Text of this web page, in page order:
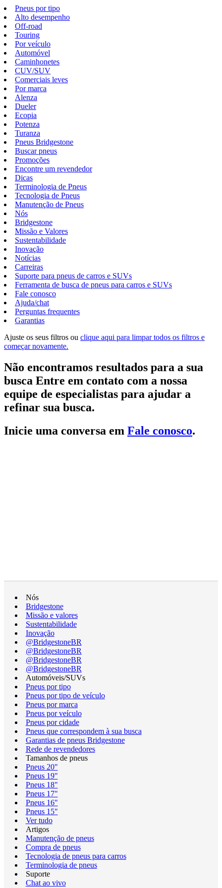
Pneus por tipo
Alto desempenho
Off-road
Touring
Por veículo
Automóvel
Caminhonetes
CUV/SUV
Comerciais leves
Por marca
Alenza
Dueler
Ecopia
Potenza
Turanza
Pneus Bridgestone
Buscar pneus
Promoções
Encontre um revendedor
Dicas
Terminologia de Pneus
Tecnologia de Pneus
Manutenção de Pneus
Nós
Bridgestone
Missão e Valores
Sustentabilidade
Inovação
Notícias
Carreiras
Suporte para pneus de carros e SUVs
Ferramenta de busca de pneus para carros e SUVs
Fale conosco
Ajuda/chat
Perguntas frequentes
Garantias
Ajuste os seus filtros ou clique aqui para limpar todos os filtros e
começar novamente.
Não encontramos resultados para a sua
busca Entre em contato com a nossa
equipe de especialistas para ajudar a
refinar sua busca.
Inicie uma conversa em Fale conosco.
Nós
Bridgestone
Missão e valores
Sustentabilidade
Inovação
@BridgestoneBR
@BridgestoneBR
@BridgestoneBR
@BridgestoneBR
Automóveis/SUVs
Pneus por tipo
Pneus por tipo de veículo
Pneus por marca
Pneus por veículo
Pneus por cidade
Pneus que correspondem à sua busca
Garantias de pneus Bridgestone
Rede de revendedores
Tamanhos de pneus
Pneus 20"
Pneus 19"
Pneus 18"
Pneus 17"
Pneus 16"
Pneus 15"
Ver tudo
Artigos
Manutenção de pneus
Compra de pneus
Tecnologia de pneus para carros
Terminologia de pneus
Suporte
Chat ao vivo